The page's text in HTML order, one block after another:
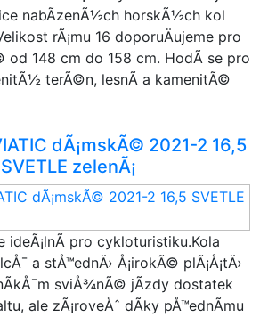
nabÃ­zenÃ½ch horskÃ½ch kol
rÃ¡mu 16 doporuÄujeme pro
148 cm do 158 cm. HodÃ­ se pro
terÃ©n, lesnÃ­ a kamenitÃ©
dÃ¡mskÃ© 2021-2 16,5
SVETLE zelenÃ¡
ideÃ¡lnÃ­ pro cykloturistiku.Kola
a stÅ™ednÄ› Å¡irokÃ© plÃ¡Å¡tÄ›
sviÅ¾nÃ© jÃ­zdy dostatek
ale zÃ¡roveÅˆ dÃ­ky pÅ™ednÃ­mu